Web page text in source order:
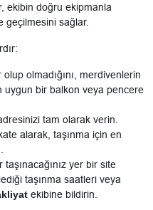
ekibin doğru ekipmanla
geçilmesini sağlar.
olmadığını, merdivenlerin
uygun bir balkon veya pencere
tam olarak verin.
alarak, taşınma için en
taşınacağınız yer bir site
taşınma saatleri veya
ekibine bildirin.